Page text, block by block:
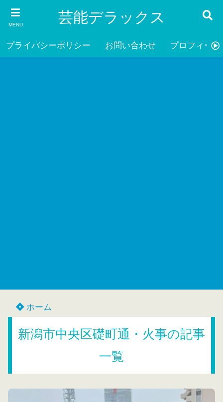
MENU 芸能デラックス
プライバシーポリシー お問い合わせ プロフィール
ホーム
新潟市中央区礎町通・火事の記事
一覧